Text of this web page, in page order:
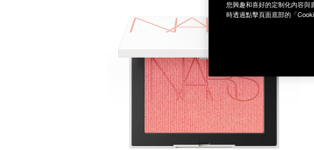
您興趣和喜好的定制化內容與
時透過點擊頁面底部的「